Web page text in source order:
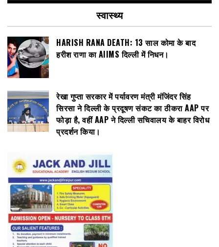
स्वास्थ्य
HARISH RANA DEATH: 13 साल कोमा के बाद
हरीश राणा का AIIMS दिल्ली में निधन।
रेखा गुप्ता सरकार में पर्यावरण मंत्री मंजिंदर सिंह
सिरसा ने दिल्ली के प्रदूषण संकट का ठीकरा AAP पर
फोड़ा है, वहीं AAP ने दिल्ली सचिवालय के बाहर विरोध
प्रदर्शन किया।